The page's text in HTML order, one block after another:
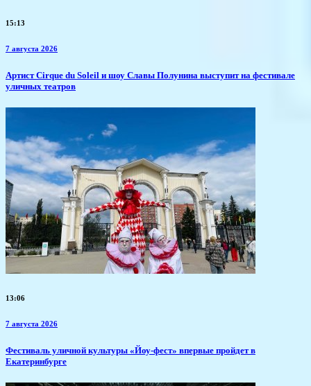
15:13
7 августа 2026
Артист Cirque du Soleil и шоу Славы Полунина выступит на фестивале
уличных театров
13:06
7 августа 2026
​Фестиваль уличной культуры «Йоу-фест» впервые пройдет в
Екатеринбурге